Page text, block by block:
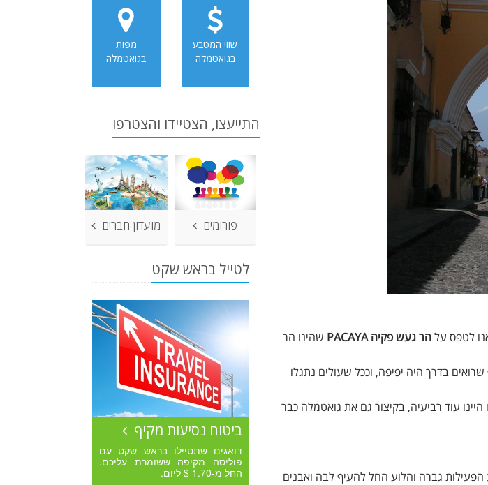
לטפס עלהר געש פקיה PACAYA
שהינו הר
בדרך היה יפיפה, וככל שעולים נתגלו
לשמורה כבר ישבו בפנים 6 ישראלים ואנחנו היינו עוד רביעיה, בקיצור גם את גואטמלה כבר
ההר ולפתע הפעילות גברה והלוע החל להעיף לבה ואבנים
שווי המטבע
בגואטמלה
מפות
בגואטמלה
התייעצו, הצטיידו והצטרפו
פורומים מועדון חברים
לטייל בראש שקט
ביטוח נסיעות מקיף
דואגים שתטיילו בראש שקט עם
פוליסה מקיפה ששומרת עליכם.
החל מ-1.70 $ ליום.